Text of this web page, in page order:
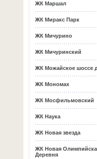
ЖК Маршал
ЖК Миракс Парк
ЖК Мичурино
ЖК Мичуринский
ЖК Можайское шоссе
ЖК Мономах
ЖК Мосфильмовский
ЖК Наука
ЖК Новая звезда
ЖК Новая
Деревня